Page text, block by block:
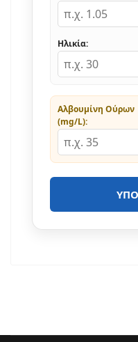
Ηλικία:
Αλβουμίνη Ούρων
(mg/L):